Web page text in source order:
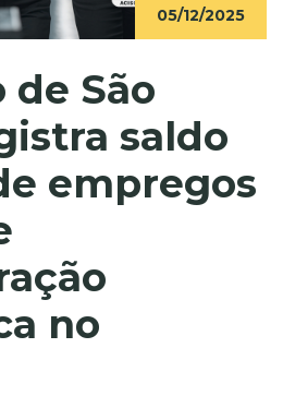
05/12/2025
de São
saldo
empregos
no